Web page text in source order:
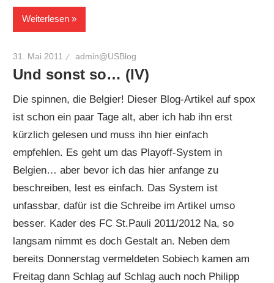
Weiterlesen
31. Mai 2011 admin@USBlog
Und sonst so… (IV)
Die spinnen, die Belgier! Dieser Blog-Artikel auf spox
ist schon ein paar Tage alt, aber ich hab ihn erst
kürzlich gelesen und muss ihn hier einfach
empfehlen. Es geht um das Playoff-System in
Belgien… aber bevor ich das hier anfange zu
beschreiben, lest es einfach. Das System ist
unfassbar, dafür ist die Schreibe im Artikel umso
besser. Kader des FC St.Pauli 2011/2012 Na, so
langsam nimmt es doch Gestalt an. Neben dem
bereits Donnerstag vermeldeten Sobiech kamen am
Freitag dann Schlag auf Schlag auch noch Philipp